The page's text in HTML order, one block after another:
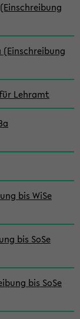
Lehramt
bis WiSe
bis SoSe
bis SoSe